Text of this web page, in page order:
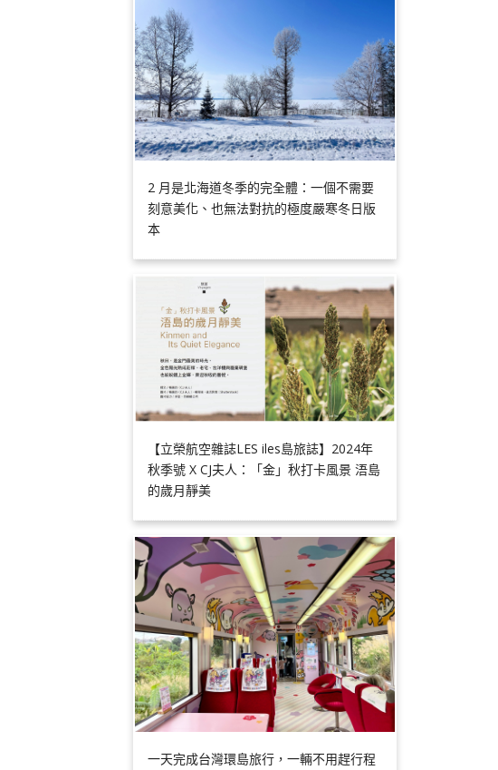
2 月是北海道冬季的完全體：一個不需要
刻意美化、也無法對抗的極度嚴寒冬日版
本
【立榮航空雜誌LES iles島旅誌】2024年
秋季號 X CJ夫人：「金」秋打卡風景 浯島
的歲月靜美
一天完成台灣環島旅行，一輛不用趕行程